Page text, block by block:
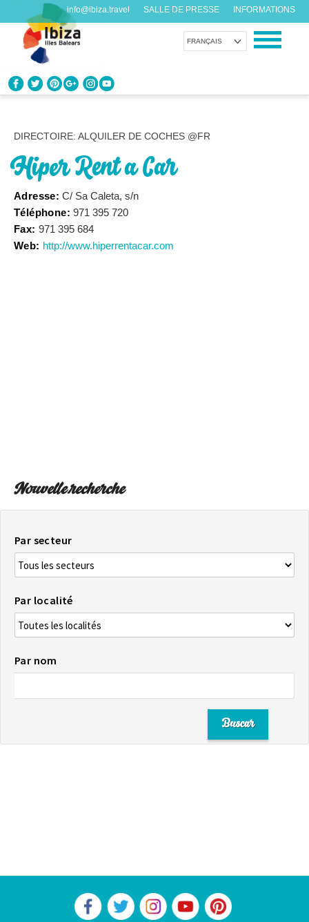
FRANÇAIS
info@ibiza.travel SALLE DE PRESSE INFORMATIONS
PROFITEZ D’IBIZA
Pour tous les goûts
AGENDA
Chaque jour quelque chose de nouveau
DIRECTOIRE: ALQUILER DE COCHES @FR
Hiper Rent a Car
Adresse: C/ Sa Caleta, s/n
Téléphone: 971 395 720
Fax: 971 395 684
Web: http://www.hiperrentacar.com
Nouvelle recherche
Par secteur
Par localité
Par nom